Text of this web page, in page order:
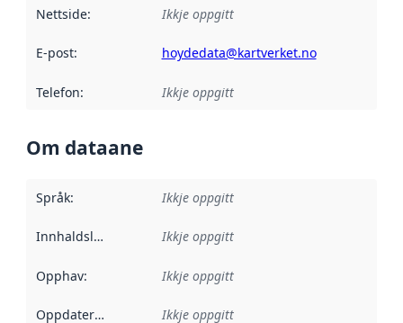
Nettside: Ikkje oppgitt
E-post: hoydedata@kartverket.no
Telefon: Ikkje oppgitt
Om dataane
Språk: Ikkje oppgitt
Innhaldsleverandørar :
Ikkje oppgitt
Opphav: Ikkje oppgitt
Oppdateringsfrekvens :
Ikkje oppgitt